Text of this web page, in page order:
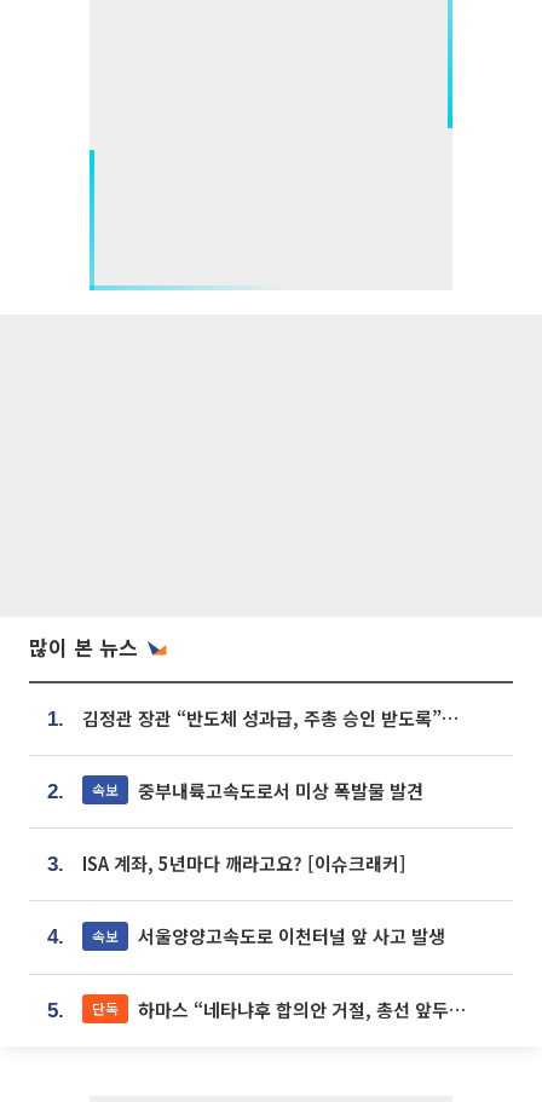
많이 본 뉴스
1. 김정관 장관 “반도체 성과급, 주총 승인 받도록”…상법·자본시장법 개정 시사
2. 속보 중부내륙고속도로서 미상 폭발물 발견
3. ISA 계좌, 5년마다 깨라고요? [이슈크래커]
4. 속보 서울양양고속도로 이천터널 앞 사고 발생
5. 단독 하마스 “네타냐후 합의안 거절, 총선 앞두고 시간 끌기”